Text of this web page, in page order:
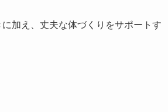
加え、丈夫な体づくりをサポートす